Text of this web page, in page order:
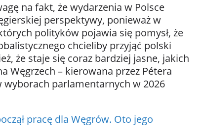
na fakt, że wydarzenia w Polsce
perspektywy, ponieważ w
polityków pojawia się pomysł, że
chcieliby przyjąć polski
że staje się coraz bardziej jasne, jakich
Węgrzech – kierowana przez Pétera
wyborach parlamentarnych w 2026
pracę dla Węgrów. Oto jego